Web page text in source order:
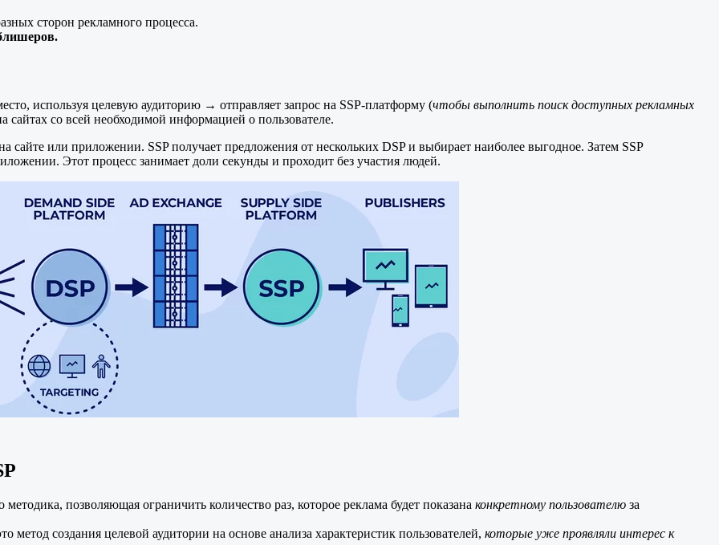
сторон рекламного процесса.
используя целевую аудиторию → отправляет запрос на SSP-платформу (чтобы выполнить поиск доступных рекламных
со всей необходимой информацией о пользователе.
сайте или приложении. SSP получает предложения от нескольких DSP и выбирает наиболее выгодное. Затем SSP
Этот процесс занимает доли секунды и проходит без участия людей.
позволяющая ограничить количество раз, которое реклама будет показана конкретному пользователю за
метод создания целевой аудитории на основе анализа характеристик пользователей, которые уже проявляли интерес к